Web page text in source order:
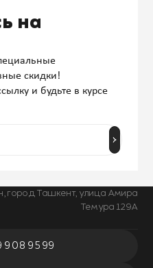
город Ташкент, улица Амира
Темура 129А
908 95 99
на
скидки!
и будьте в курсе